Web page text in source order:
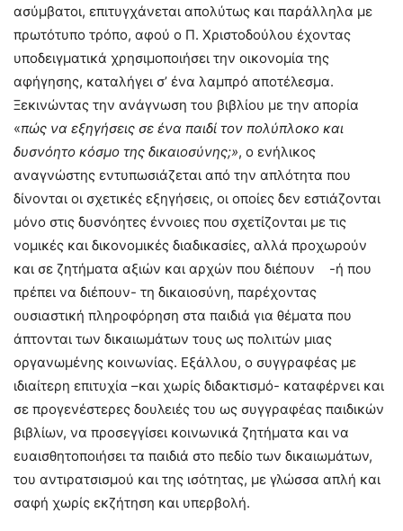
ασύμβατοι, επιτυγχάνεται απολύτως και παράλληλα με
πρωτότυπο τρόπο, αφού ο Π. Χριστοδούλου έχοντας
υποδειγματικά χρησιμοποιήσει την οικονομία της
αφήγησης, καταλήγει σ’ ένα λαμπρό αποτέλεσμα.
Ξεκινώντας την ανάγνωση του βιβλίου με την απορία
«πώς να εξηγήσεις σε ένα παιδί τον πολύπλοκο και
δυσνόητο κόσμο της δικαιοσύνης;», ο ενήλικος
αναγνώστης εντυπωσιάζεται από την απλότητα που
δίνονται οι σχετικές εξηγήσεις, οι οποίες δεν εστιάζονται
μόνο στις δυσνόητες έννοιες που σχετίζονται με τις
νομικές και δικονομικές διαδικασίες, αλλά προχωρούν
και σε ζητήματα αξιών και αρχών που διέπουν -ή που
πρέπει να διέπουν- τη δικαιοσύνη, παρέχοντας
ουσιαστική πληροφόρηση στα παιδιά για θέματα που
άπτονται των δικαιωμάτων τους ως πολιτών μιας
οργανωμένης κοινωνίας. Εξάλλου, ο συγγραφέας με
ιδιαίτερη επιτυχία –και χωρίς διδακτισμό- καταφέρνει και
σε προγενέστερες δουλειές του ως συγγραφέας παιδικών
βιβλίων, να προσεγγίσει κοινωνικά ζητήματα και να
ευαισθητοποιήσει τα παιδιά στο πεδίο των δικαιωμάτων,
του αντιρατσισμού και της ισότητας, με γλώσσα απλή και
σαφή χωρίς εκζήτηση και υπερβολή.